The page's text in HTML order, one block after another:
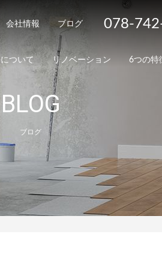
会社情報 ブログ 078-
ついて リノベーション 6つの特
BLOG
ブログ